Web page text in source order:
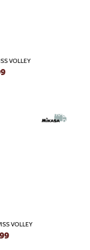
VOLLEY
GRATIS
IN DE
VOLLEY